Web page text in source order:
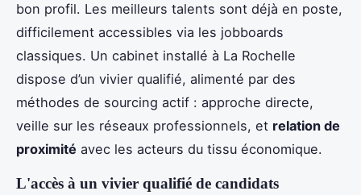
bon profil. Les meilleurs talents sont déjà en poste,
difficilement accessibles via les jobboards
classiques. Un cabinet installé à La Rochelle
dispose d’un vivier qualifié, alimenté par des
méthodes de sourcing actif : approche directe,
veille sur les réseaux professionnels, et relation de
proximité avec les acteurs du tissu économique.
L'accès à un vivier qualifié de candidats